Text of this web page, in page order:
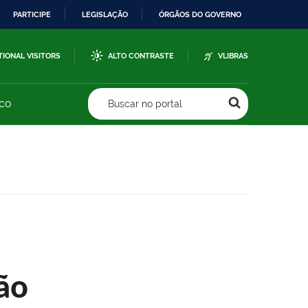
PARTICIPE LEGISLAÇÃO ÓRGÃOS DO GOVERNO
VISITORS ALTO CONTRASTE VLIBRAS
Buscar no portal